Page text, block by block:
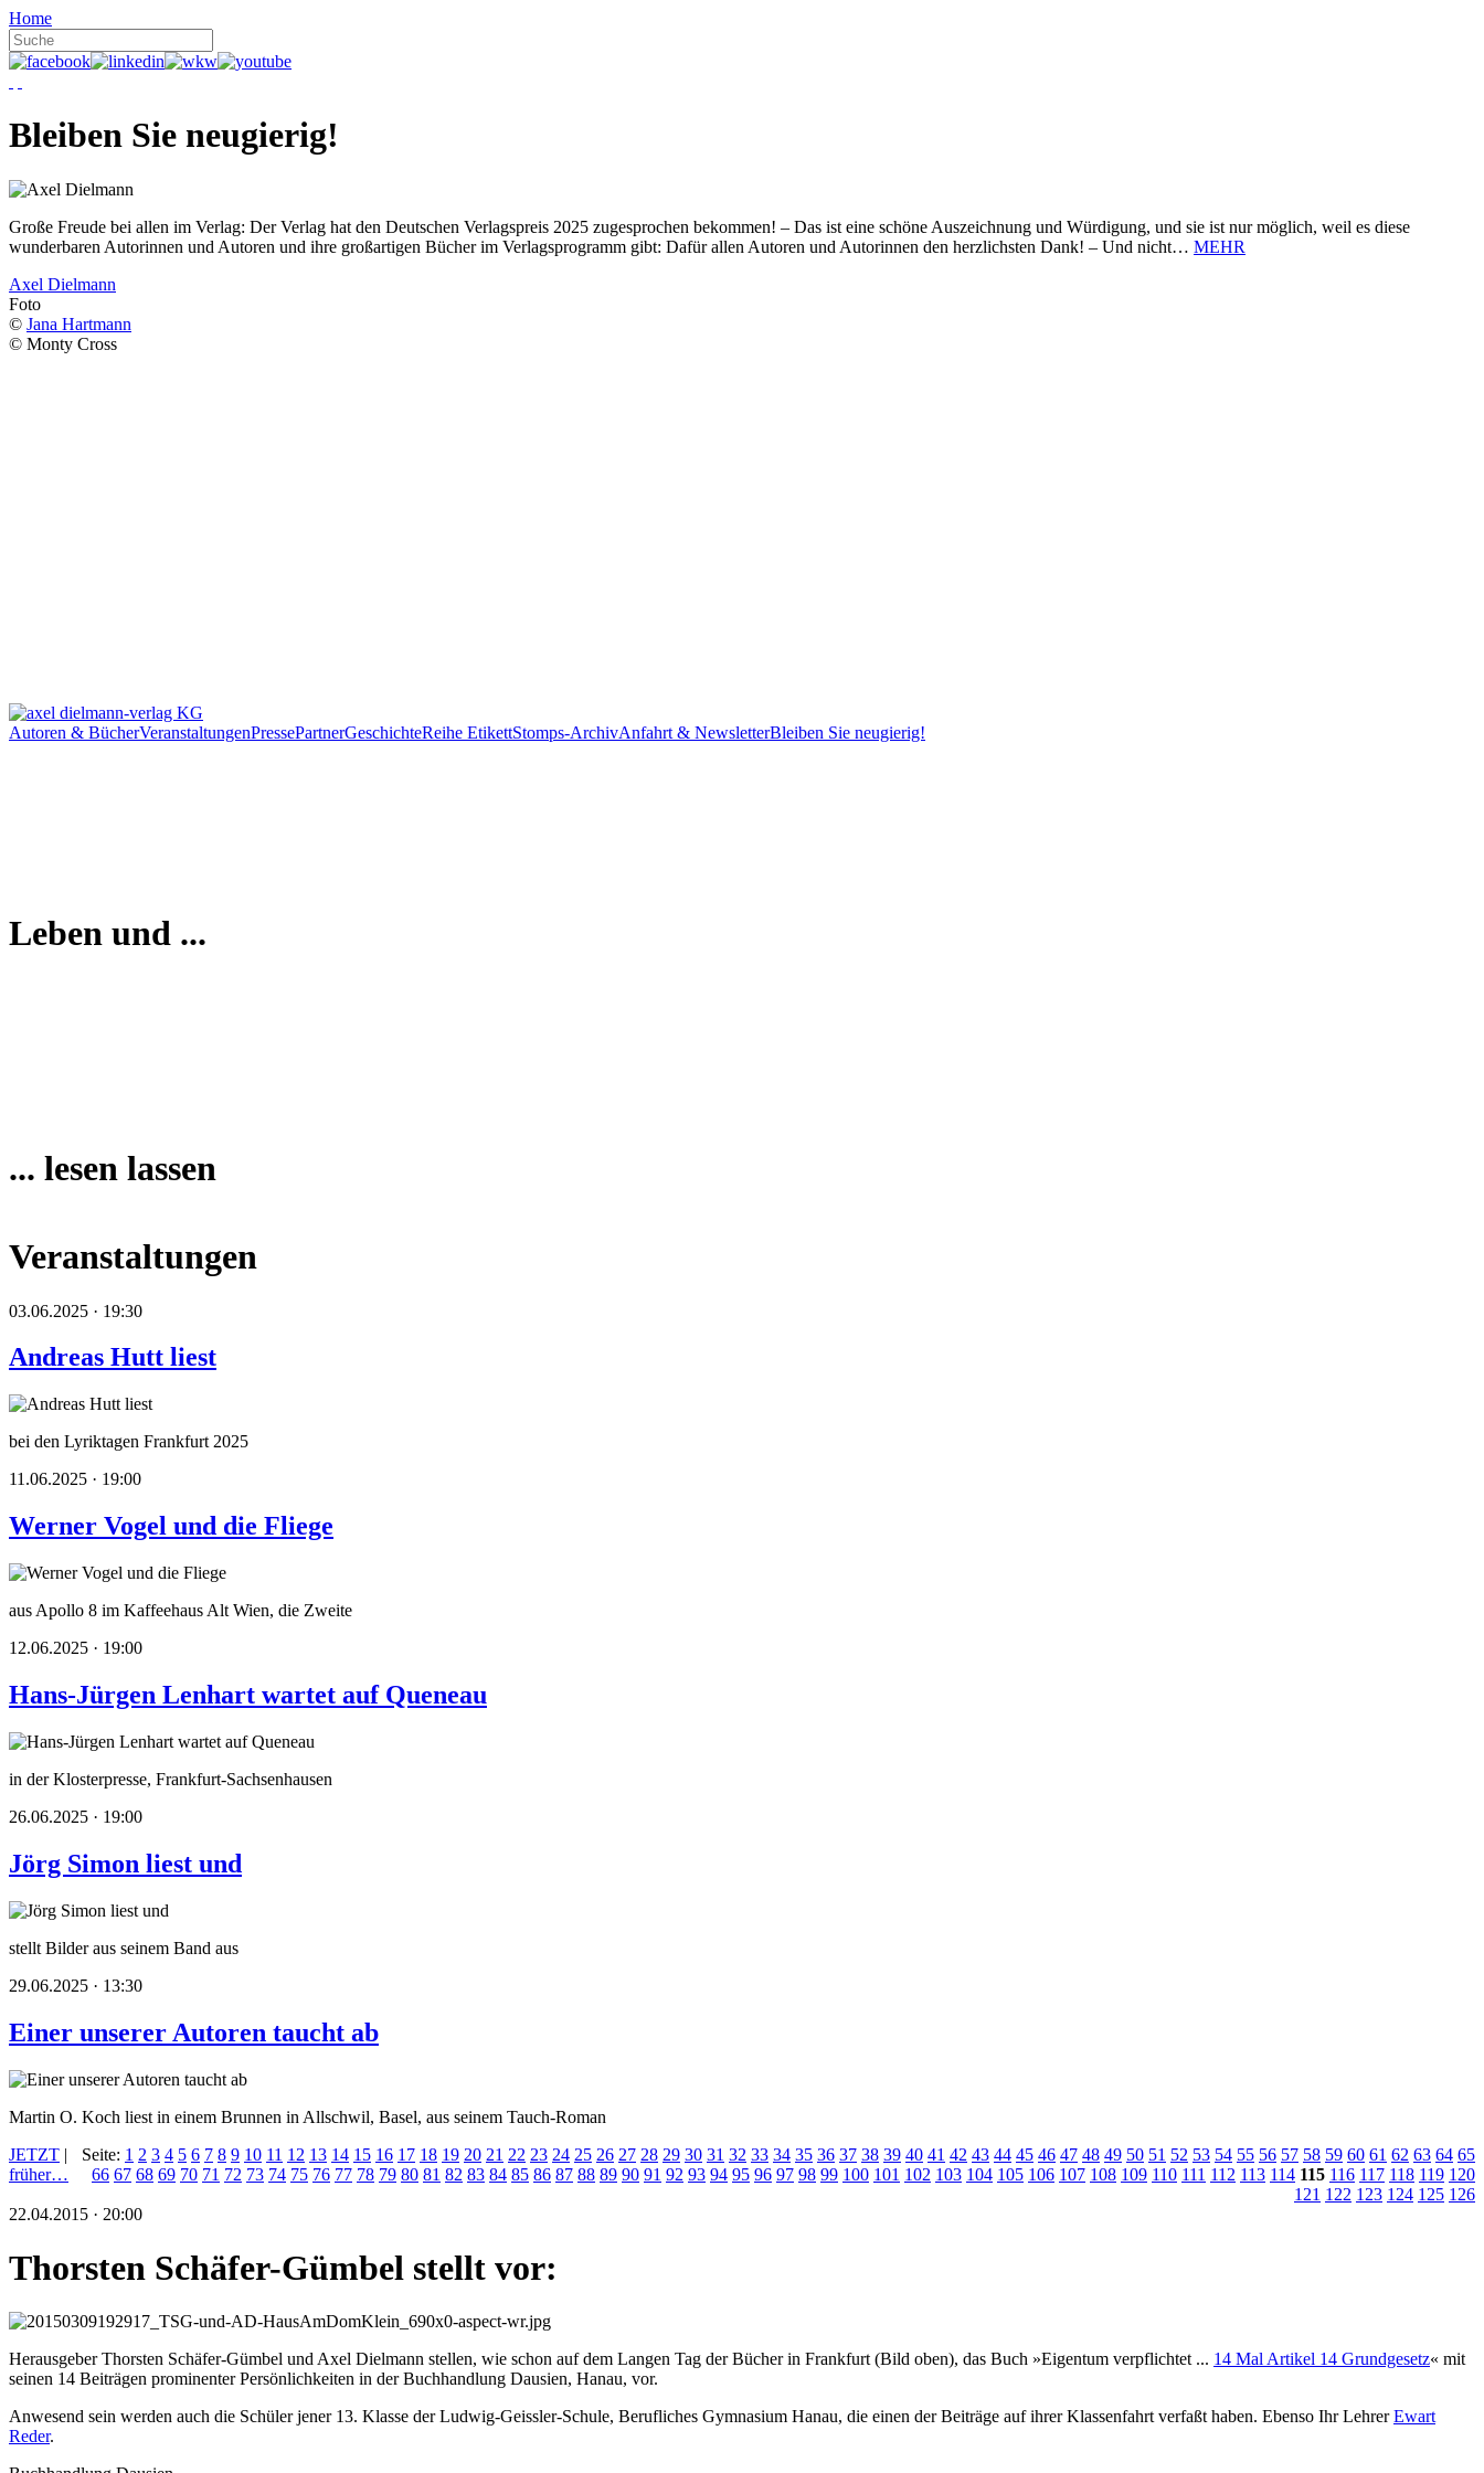
Home
Bleiben Sie neugierig!
Große Freude bei allen im Verlag: Der Verlag hat den Deutschen Verlagspreis 2025 zugesprochen bekommen! – Das ist eine schöne Auszeichnung und Würdigung, und sie ist nur möglich, weil es diese
wunderbaren Autorinnen und Autoren und ihre großartigen Bücher im Verlagsprogramm gibt: Dafür allen Autoren und Autorinnen den herzlichsten Dank! – Und nicht… MEHR
Axel Dielmann
Foto
© Jana Hartmann
© Monty Cross
Autoren & BücherVeranstaltungenPressePartnerGeschichteReihe EtikettStomps-ArchivAnfahrt & NewsletterBleiben Sie neugierig!
Leben und ...
... lesen lassen
Veranstaltungen
03.06.2025 · 19:30
Andreas Hutt liest
bei den Lyriktagen Frankfurt 2025
11.06.2025 · 19:00
Werner Vogel und die Fliege
aus Apollo 8 im Kaffeehaus Alt Wien, die Zweite
12.06.2025 · 19:00
Hans-Jürgen Lenhart wartet auf Queneau
in der Klosterpresse, Frankfurt-Sachsenhausen
26.06.2025 · 19:00
Jörg Simon liest und
stellt Bilder aus seinem Band aus
29.06.2025 · 13:30
Einer unserer Autoren taucht ab
Martin O. Koch liest in einem Brunnen in Allschwil, Basel, aus seinem Tauch-Roman
JETZT |
früher…
Seite: 1 2 3 4 5 6 7 8 9 10 11 12 13 14 15 16 17 18 19 20 21 22 23 24 25 26 27 28 29 30 31 32 33 34 35 36 37 38 39 40 41 42 43 44 45 46 47 48 49 50 51 52 53 54 55 56 57 58 59 60 61 62 63 64 65
66 67 68 69 70 71 72 73 74 75 76 77 78 79 80 81 82 83 84 85 86 87 88 89 90 91 92 93 94 95 96 97 98 99 100 101 102 103 104 105 106 107 108 109 110 111 112 113 114 115 116 117 118 119 120
121 122 123 124 125 126
22.04.2015 · 20:00
Thorsten Schäfer-Gümbel stellt vor:
Herausgeber Thorsten Schäfer-Gümbel und Axel Dielmann stellen, wie schon auf dem Langen Tag der Bücher in Frankfurt (Bild oben), das Buch »Eigentum verpflichtet ... 14 Mal Artikel 14 Grundgesetz« mit
seinen 14 Beiträgen prominenter Persönlichkeiten in der Buchhandlung Dausien, Hanau, vor.
Anwesend sein werden auch die Schüler jener 13. Klasse der Ludwig-Geissler-Schule, Berufliches Gymnasium Hanau, die einen der Beiträge auf ihrer Klassenfahrt verfaßt haben. Ebenso Ihr LehrerEwart
Reder.